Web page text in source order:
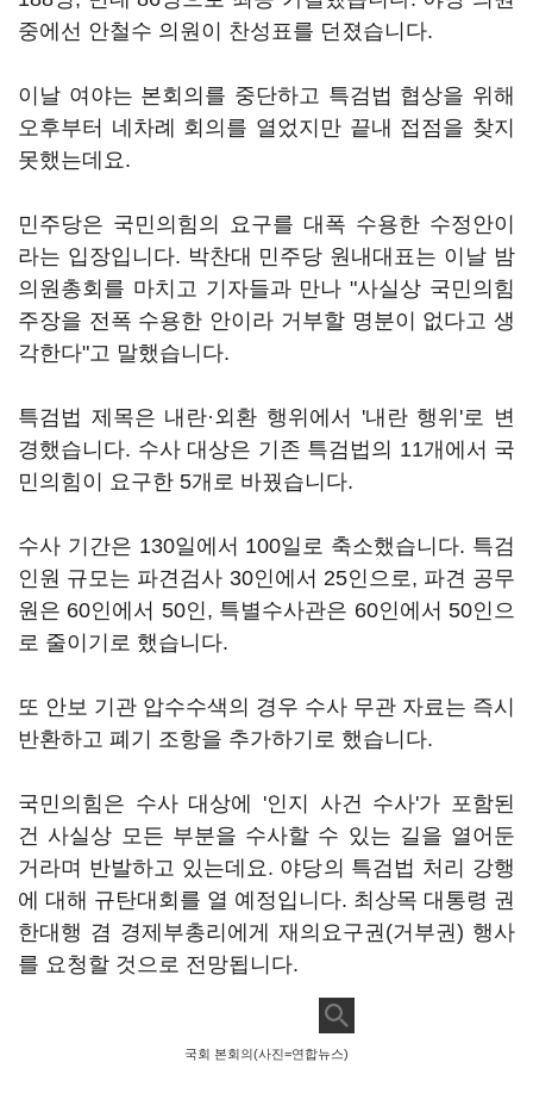
중에선 안철수 의원이 찬성표를 던졌습니다.
이날 여야는 본회의를 중단하고 특검법 협상을 위해
오후부터 네차례 회의를 열었지만 끝내 접점을 찾지
못했는데요.
민주당은 국민의힘의 요구를 대폭 수용한 수정안이
라는 입장입니다. 박찬대 민주당 원내대표는 이날 밤
의원총회를 마치고 기자들과 만나 "사실상 국민의힘
주장을 전폭 수용한 안이라 거부할 명분이 없다고 생
각한다"고 말했습니다.
특검법 제목은 내란·외환 행위에서 '내란 행위'로 변
경했습니다. 수사 대상은 기존 특검법의 11개에서 국
민의힘이 요구한 5개로 바꿨습니다.
수사 기간은 130일에서 100일로 축소했습니다. 특검
인원 규모는 파견검사 30인에서 25인으로, 파견 공무
원은 60인에서 50인, 특별수사관은 60인에서 50인으
로 줄이기로 했습니다.
또 안보 기관 압수수색의 경우 수사 무관 자료는 즉시
반환하고 폐기 조항을 추가하기로 했습니다.
국민의힘은 수사 대상에 '인지 사건 수사'가 포함된
건 사실상 모든 부분을 수사할 수 있는 길을 열어둔
거라며 반발하고 있는데요. 야당의 특검법 처리 강행
에 대해 규탄대회를 열 예정입니다. 최상목 대통령 권
한대행 겸 경제부총리에게 재의요구권(거부권) 행사
를 요청할 것으로 전망됩니다.
국회 본회의(사진=연합뉴스)